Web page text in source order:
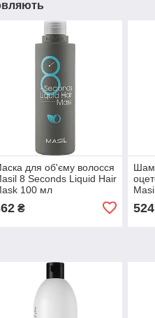
для об'єму волосся
8 Seconds Liquid Hair
100 мл
₴ 524